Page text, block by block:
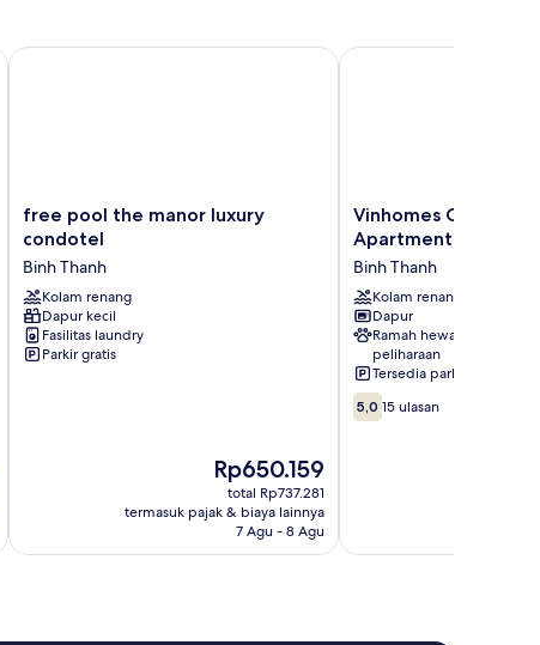
free
pool
manor
luxury
condotel
Binh
Thanh
free pool the manor luxury
condotel
Binh Thanh
Kolam renang
Dapur kecil
Fasilitas laundry
Parkir gratis
Harga
sekarang
Rp650.159
Rp650.159
total Rp737.281
termasuk pajak & biaya lainnya
7 Agu - 8 Agu
free pool the manor luxury condotel
Vinhomes
Central
Park-
Luxury
Apartments
Binh
Thanh
Vinhomes Central
Apartments
Binh Thanh
Kolam renang
Dapur
Ramah hewan
peliharaan
Tersedia parkir
5.0
dari
5,0 15 ulasan
Vinhomes Central